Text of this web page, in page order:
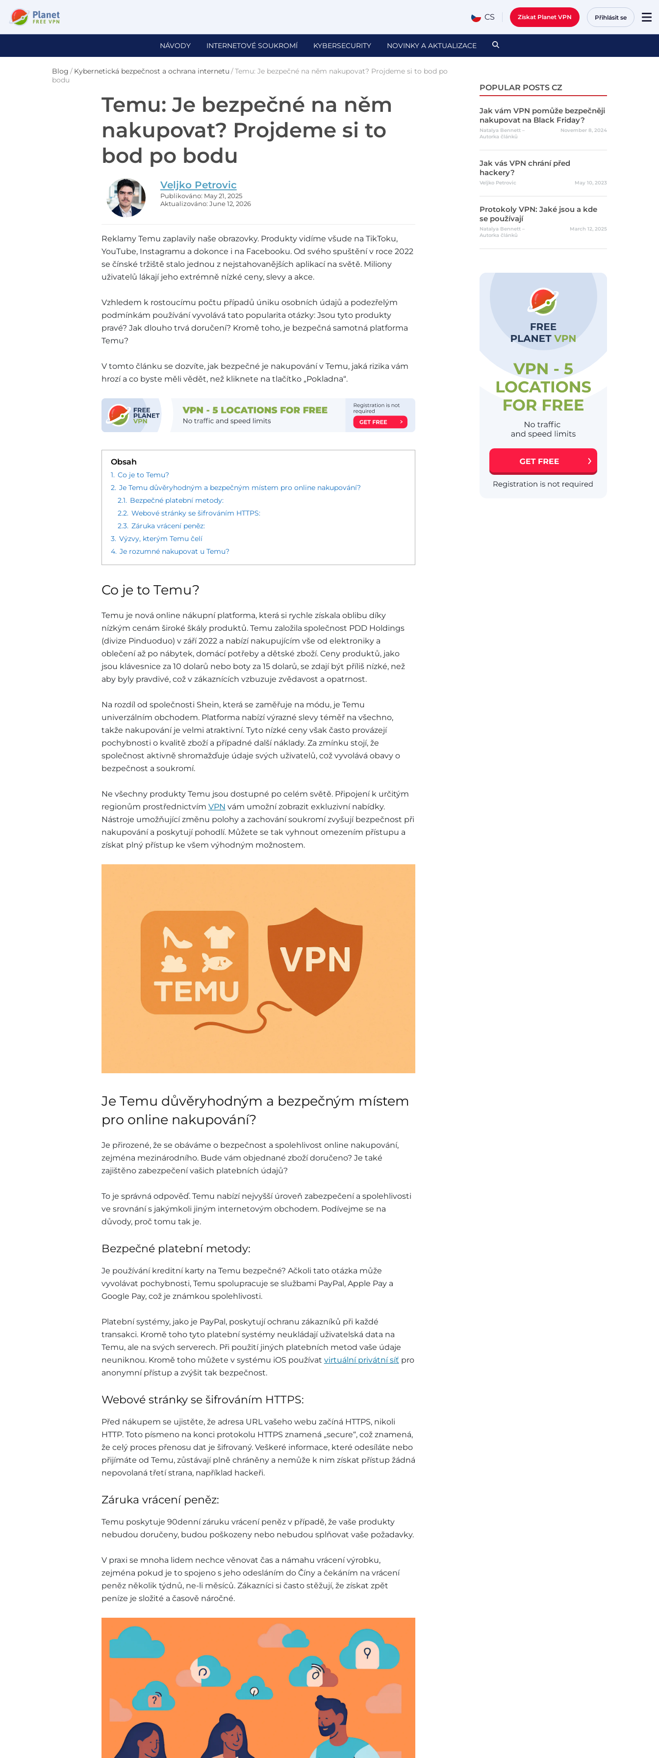
CS Získat Planet VPN Přihlásit se
NÁVODY INTERNETOVÉ SOUKROMÍ KYBERSECURITY NOVINKY A AKTUALIZACE
Blog / Kybernetická bezpečnost a ochrana internetu /Temu: Je bezpečné na něm nakupovat? Projdeme si to bod po
bodu
Temu: Je bezpečné na něm
nakupovat? Projdeme si to
bod po bodu
Veljko Petrovic
Publikováno: May 21, 2025
Aktualizováno: June 12, 2026
Reklamy Temu zaplavily naše obrazovky. Produkty vidíme všude na TikToku,
YouTube, Instagramu a dokonce i na Facebooku. Od svého spuštění v roce 2022
se čínské tržiště stalo jednou z nejstahovanějších aplikací na světě. Miliony
uživatelů lákají jeho extrémně nízké ceny, slevy a akce.
Vzhledem k rostoucímu počtu případů úniku osobních údajů a podezřelým
podmínkám používání vyvolává tato popularita otázky: Jsou tyto produkty
pravé? Jak dlouho trvá doručení? Kromě toho, je bezpečná samotná platforma
Temu?
V tomto článku se dozvíte, jak bezpečné je nakupování v Temu, jaká rizika vám
hrozí a co byste měli vědět, než kliknete na tlačítko „Pokladna“.
Obsah
1. Co je to Temu?
2. Je Temu důvěryhodným a bezpečným místem pro online nakupování?
2.1. Bezpečné platební metody:
2.2. Webové stránky se šifrováním HTTPS:
2.3. Záruka vrácení peněz:
3. Výzvy, kterým Temu čelí
4. Je rozumné nakupovat u Temu?
Co je to Temu?
Temu je nová online nákupní platforma, která si rychle získala oblibu díky
nízkým cenám široké škály produktů. Temu založila společnost PDD Holdings
(divize Pinduoduo) v září 2022 a nabízí nakupujícím vše od elektroniky a
oblečení až po nábytek, domácí potřeby a dětské zboží. Ceny produktů, jako
jsou klávesnice za 10 dolarů nebo boty za 15 dolarů, se zdají být příliš nízké, než
aby byly pravdivé, což v zákaznících vzbuzuje zvědavost a opatrnost.
Na rozdíl od společnosti Shein, která se zaměřuje na módu, je Temu
univerzálním obchodem. Platforma nabízí výrazné slevy téměř na všechno,
takže nakupování je velmi atraktivní. Tyto nízké ceny však často provázejí
pochybnosti o kvalitě zboží a případné další náklady. Za zmínku stojí, že
společnost aktivně shromažďuje údaje svých uživatelů, což vyvolává obavy o
bezpečnost a soukromí.
Ne všechny produkty Temu jsou dostupné po celém světě. Připojení k určitým
regionům prostřednictvím VPN vám umožní zobrazit exkluzivní nabídky.
Nástroje umožňující změnu polohy a zachování soukromí zvyšují bezpečnost při
nakupování a poskytují pohodlí. Můžete se tak vyhnout omezením přístupu a
získat plný přístup ke všem výhodným možnostem.
Je Temu důvěryhodným a bezpečným místem
pro online nakupování?
Je přirozené, že se obáváme o bezpečnost a spolehlivost online nakupování,
zejména mezinárodního. Bude vám objednané zboží doručeno? Je také
zajištěno zabezpečení vašich platebních údajů?
To je správná odpověď. Temu nabízí nejvyšší úroveň zabezpečení a spolehlivosti
ve srovnání s jakýmkoli jiným internetovým obchodem. Podívejme se na
důvody, proč tomu tak je.
Bezpečné platební metody:
Je používání kreditní karty na Temu bezpečné? Ačkoli tato otázka může
vyvolávat pochybnosti, Temu spolupracuje se službami PayPal, Apple Pay a
Google Pay, což je známkou spolehlivosti.
Platební systémy, jako je PayPal, poskytují ochranu zákazníků při každé
transakci. Kromě toho tyto platební systémy neukládají uživatelská data na
Temu, ale na svých serverech. Při použití jiných platebních metod vaše údaje
neuniknou. Kromě toho můžete v systému iOS používat virtuální privátní síť pro
anonymní přístup a zvýšit tak bezpečnost.
Webové stránky se šifrováním HTTPS:
Před nákupem se ujistěte, že adresa URL vašeho webu začíná HTTPS, nikoli
HTTP. Toto písmeno na konci protokolu HTTPS znamená „secure“, což znamená,
že celý proces přenosu dat je šifrovaný. Veškeré informace, které odesíláte nebo
přijímáte od Temu, zůstávají plně chráněny a nemůže k nim získat přístup žádná
nepovolaná třetí strana, například hackeři.
Záruka vrácení peněz:
Temu poskytuje 90denní záruku vrácení peněz v případě, že vaše produkty
nebudou doručeny, budou poškozeny nebo nebudou splňovat vaše požadavky.
V praxi se mnoha lidem nechce věnovat čas a námahu vrácení výrobku,
zejména pokud je to spojeno s jeho odesláním do Číny a čekáním na vrácení
peněz několik týdnů, ne-li měsíců. Zákazníci si často stěžují, že získat zpět
peníze je složité a časově náročné.
POPULAR POSTS CZ
Jak vám VPN pomůže bezpečněji
nakupovat na Black Friday?
Natalya Bennett –
Autorka článků
November 8, 2024
Jak vás VPN chrání před
hackery?
Veljko Petrovic May 10, 2023
Protokoly VPN: Jaké jsou a kde
se používají
Natalya Bennett –
Autorka článků
March 12, 2025